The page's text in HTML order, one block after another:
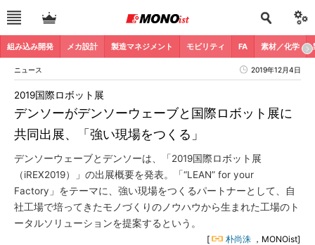
組み込み開発 メカ設計 製造マネジメント モビリティ FA 素材／化学
ニュース 2019年12月4日
デンソーがデンソーウェーブと国際ロボット展に
共同出展、「強い現場をつくる」
2019国際ロボット展
デンソーウェーブとデンソーは、「2019国際ロボット展
（iREX2019）」の出展概要を発表。「“LEAN” for your
Factory」をテーマに、強い現場をつくるパートナーとして、自
社工場で培ってきたモノづくりのノウハウから生まれた工場のト
ータルソリューションを提案するという。
[ 朴尚洙 ，MONOist]